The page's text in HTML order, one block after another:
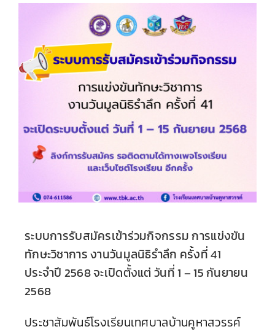
ระบบการรับสมัครเข้าร่วมกิจกรรม การแข่งขัน
ทักษะวิชาการ งานวันมูลนิธิรำลึก ครั้งที่ 41
ประจำปี 2568 จะเปิดตั้งแต่ วันที่ 1 – 15 กันยายน
2568
ประชาสัมพันธ์โรงเรียนเทศบาลบ้านคูหาสวรรค์